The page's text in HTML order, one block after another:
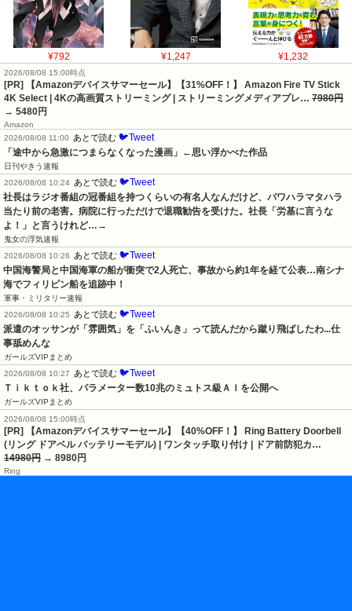
¥792 ¥1,247 ¥1,232
2026/08/08 15:00時点
[PR] 【Amazonデバイスサマーセール】【31%OFF！】 Amazon Fire TV Stick
4K Select | 4Kの高画質ストリーミング | ストリーミングメディアプレ… 7980円
→ 5480円
Amazon
2026/08/08 11:00
あとで読む 🐦Tweet
「途中から急激につまらなくなった漫画」←思い浮かべた作品
日刊やきう速報
2026/08/08 10:24 あとで読む 🐦Tweet
社長はラジオ番組の冠番組を持つくらいの有名人なんだけど、パワハラマタハラ
当たり前の老害。病院に行っただけで退職勧告を受けた。社長「労基に言うな
よ！」と言うけれど…→
鬼女の浮気速報
2026/08/08 10:26
あとで読む 🐦Tweet
中国海警局と中国海軍の船が衝突で2人死亡、事故から約1年を経て公表…南シナ
海でフィリピン船を追跡中！
軍事・ミリタリー速報
2026/08/08 10:25
あとで読む 🐦Tweet
派遣のオッサンが「雰囲気」を「ふいんき」って読んだから蹴り飛ばしたわ...仕
事舐めんな
ガールズVIPまとめ
2026/08/08 10:27
あとで読む 🐦Tweet
Ｔｉｋｔｏｋ社、パラメーター数10兆のミュトス級ＡＩを公開へ
ガールズVIPまとめ
2026/08/08 15:00時点
[PR] 【Amazonデバイスサマーセール】【40%OFF！】 Ring Battery Doorbell
(リング ドアベル バッテリーモデル) | ワンタッチ取り付け | ドア前防犯カ…
14980円 → 8980円
Ring